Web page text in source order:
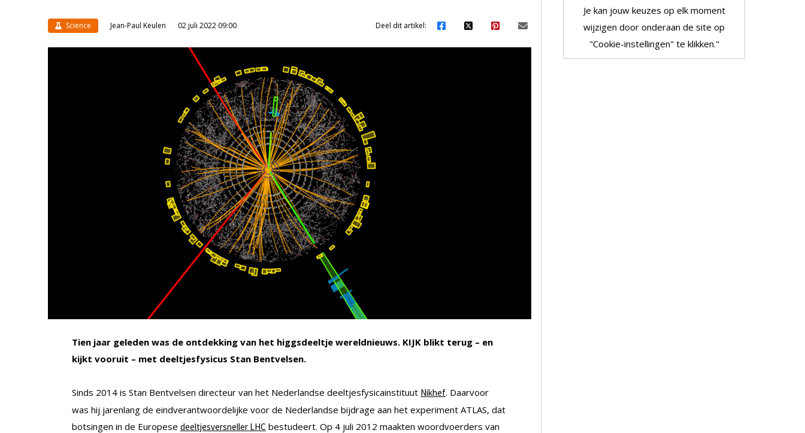
Science Jean-Paul Keulen 02 juli 2022 09:00 Deel dit artikel:
Tien jaar geleden was de ontdekking van het higgsdeeltje wereldnieuws. KIJK blikt terug – en
kijkt vooruit – met deeltjesfysicus Stan Bentvelsen.
Sinds 2014 is Stan Bentvelsen directeur van het Nederlandse deeltjesfysicainstituut Nikhef. Daarvoor
was hij jarenlang de eindverantwoordelijke voor de Nederlandse bijdrage aan het experiment ATLAS, dat
botsingen in de Europese deeltjesversneller LHC bestudeert. Op 4 juli 2012 maakten woordvoerders van
Je kan jouw keuzes op elk moment
wijzigen door onderaan de site op
"Cookie-instellingen" te klikken."